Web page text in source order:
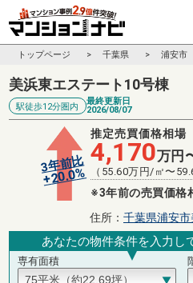
トップページ 千葉県 浦安市
美浜東エステート10号棟
駅徒歩12分圏内
最終更新日
2026/08/07
3年前比
+20.0%
推定売買価格相場
4,170万円
（ 55.60万円/㎡〜
※3年前の売買価格
住所： 千葉県浦安市
あなたの物件条件を入力し
専有面積